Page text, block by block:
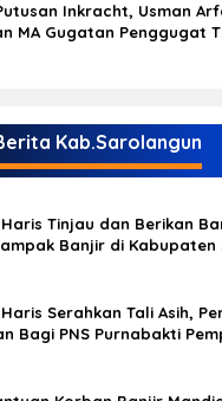
Inkracht, Usman
MA Gugatan Penggugat
Kab.Sarolangun
Tinjau dan Berikan
Banjir di Kabupaten
Serahkan Tali Asih,
Bagi PNS Purnabakti
di Sarolangun